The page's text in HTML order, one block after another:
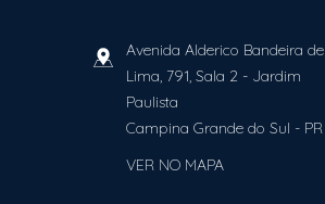
Avenida Alderico Bandeira de
Lima, 791, Sala 2 - Jardim
Paulista
Campina Grande do Sul - PR
VER NO MAPA